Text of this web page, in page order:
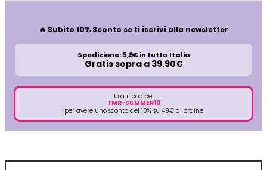
Dr.K Soap Company
Dyson
Estas
Estiwell
Eugène Perma
Euro Marbel
🔥 Subito 10% Sconto se ti iscrivi alla newsletter
Spedizione: 5,9€ in tutta Italia
Gratis sopra a 39.90€
Usa il codice:
TMR-SUMMER10
per avere uno sconto del 10% su 49€ di ordine